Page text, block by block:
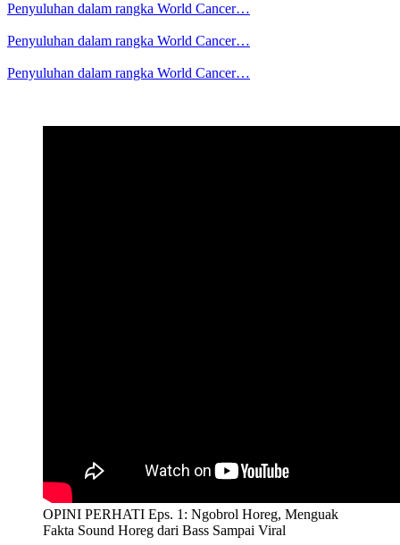
Penyuluhan dalam rangka World Cancer…
Penyuluhan dalam rangka World Cancer…
Penyuluhan dalam rangka World Cancer…
OPINI PERHATI Eps. 1: Ngobrol Horeg, Menguak
Fakta Sound Horeg dari Bass Sampai Viral